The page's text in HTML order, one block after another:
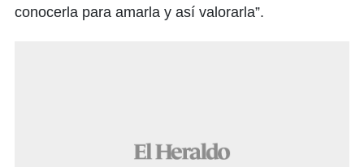
conocerla para amarla y así valorarla”.